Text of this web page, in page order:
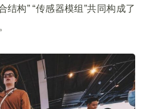
结构” “传感器模组”共同构成了